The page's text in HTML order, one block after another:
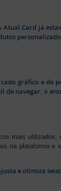
Atual Card já
gráfico e de
de navegar , e
mais utilizados,
na plataforma
e otimiza